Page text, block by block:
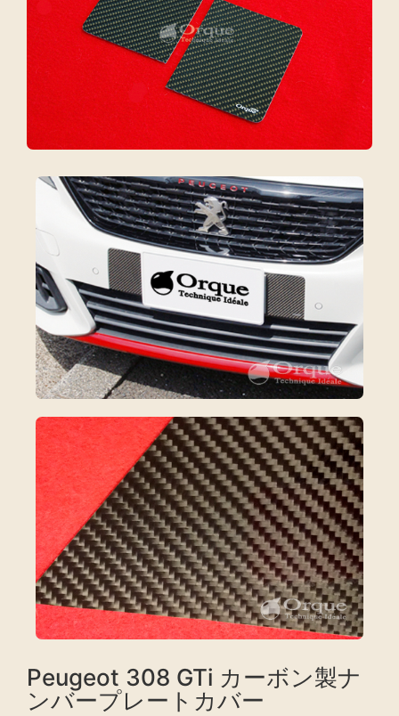
Peugeot 308 GTi カーボン製ナ
ンバープレートカバー